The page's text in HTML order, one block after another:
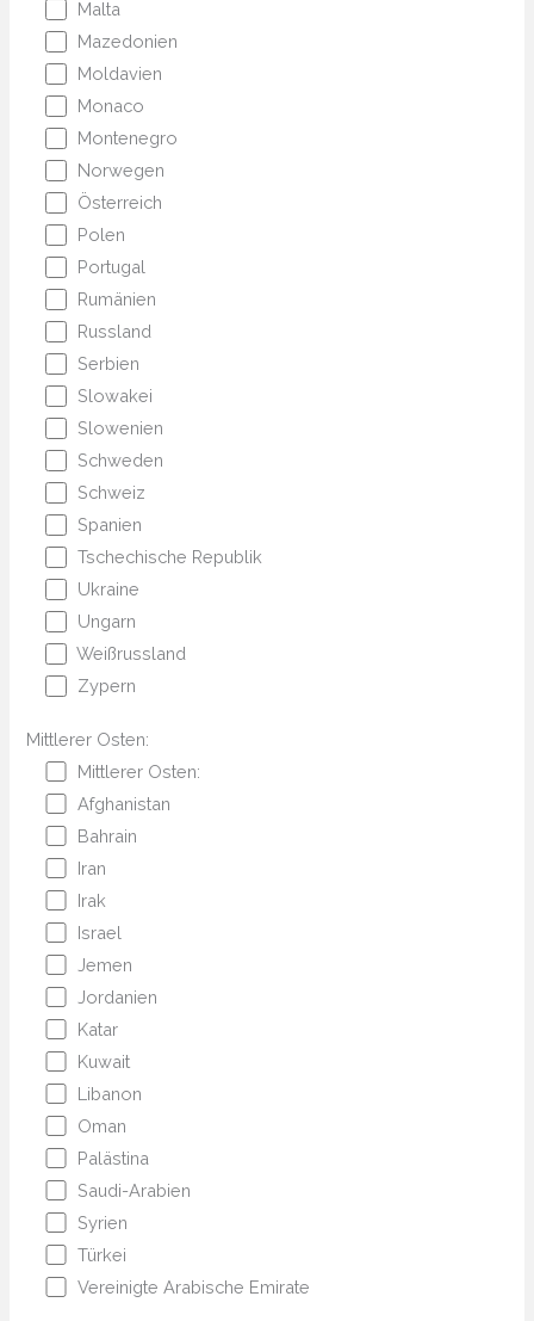
Malta
Mazedonien
Moldavien
Monaco
Montenegro
Norwegen
Österreich
Polen
Portugal
Rumänien
Russland
Serbien
Slowakei
Slowenien
Schweden
Schweiz
Spanien
Tschechische Republik
Ukraine
Ungarn
Weißrussland
Zypern
Mittlerer Osten:
Mittlerer Osten:
Afghanistan
Bahrain
Iran
Irak
Israel
Jemen
Jordanien
Katar
Kuwait
Libanon
Oman
Palästina
Saudi-Arabien
Syrien
Türkei
Vereinigte Arabische Emirate